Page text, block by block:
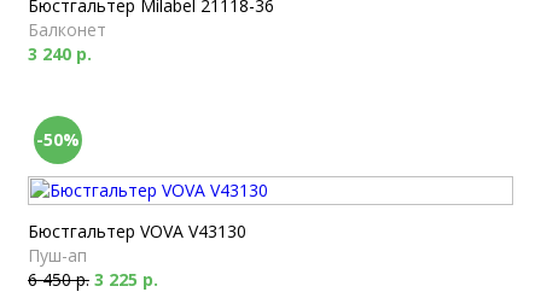
Бюстгальтер Milabel 21118-36
Балконет
3 240 р.
-50%
Бюстгальтер VOVA V43130
Пуш-ап
6 450 р. 3 225 р.